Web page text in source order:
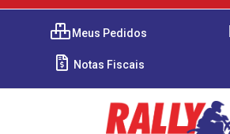
Meus Pedidos
Notas Fiscais